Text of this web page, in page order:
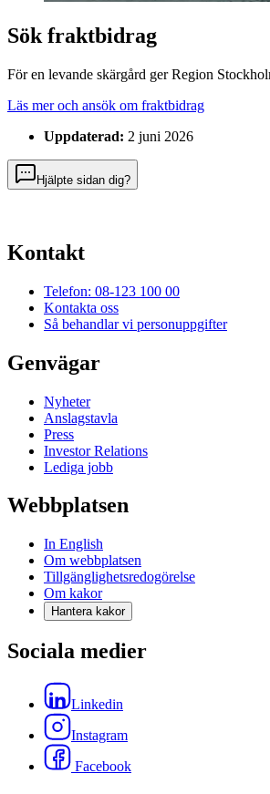
Sök fraktbidrag
För en levande skärgård ger Region
Läs mer och ansök om fraktbidrag
Uppdaterad: 2 juni 2026
Hjälpte sidan dig?
Kontakt
Telefon: 08-123 100 00
Kontakta oss
Så behandlar vi personuppgifter
Genvägar
Nyheter
Anslagstavla
Press
Investor Relations
Lediga jobb
Webbplatsen
In English
Om webbplatsen
Tillgänglighetsredogörelse
Om kakor
Hantera kakor
Sociala medier
Linkedin
Instagram
Facebook